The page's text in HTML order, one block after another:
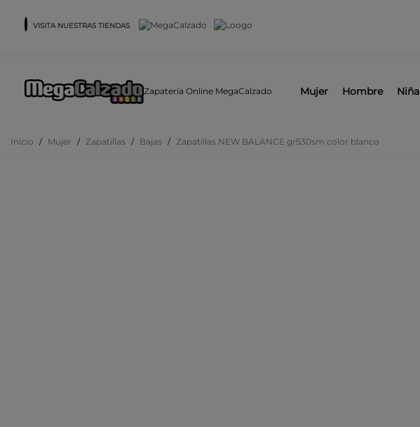
VISITA NUESTRAS TIENDAS
Zapatería Online MegaCalzado Mujer Hombre Niña
Inicio / Mujer / Zapatillas / Bajas / Zapatillas NEW BALANCE gr530sm color blanco